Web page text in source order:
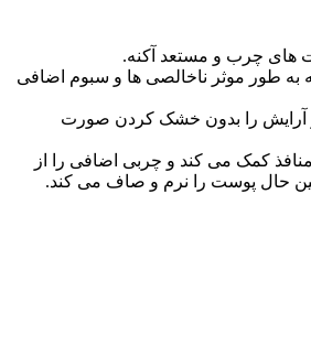
های چرب و مستعد آکنه.
به طور موثر ناخالصی ها و سبوم اضافی
آرایش را بدون خشک کردن صورت
کمک می کند و چربی اضافی را از
حال پوست را نرم و صاف می کند.